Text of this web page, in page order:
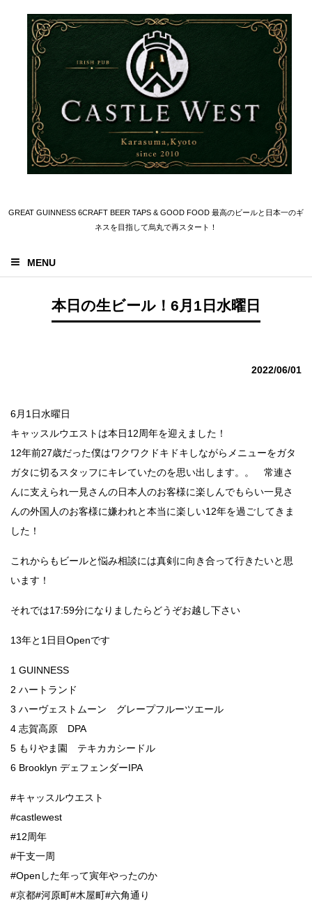
GREAT GUINNESS 6CRAFT BEER TAPS & GOOD FOOD 最高のビールと日本一のギ
ネスを目指して烏丸で再スタート！
MENU
本日の生ビール！6月1日水曜日
2022/06/01
6月1日水曜日
キャッスルウエストは本日12周年を迎えました！
12年前27歳だった僕はワクワクドキドキしながらメニューをガタ
ガタに切るスタッフにキレていたのを思い出します。。 常連さ
んに支えられ一見さんの日本人のお客様に楽しんでもらい一見さ
んの外国人のお客様に嫌われと本当に楽しい12年を過ごしてきま
した！
これからもビールと悩み相談には真剣に向き合って行きたいと思
います！
それでは17:59分になりましたらどうぞお越し下さい
13年と1日目Openです
1 GUINNESS
2 ハートランド
3 ハーヴェストムーン グレープフルーツエール
4 志賀高原 DPA
5 もりやま園 テキカカシードル
6 Brooklyn デェフェンダーIPA
#キャッスルウエスト
#castlewest
#12周年
#干支一周
#Openした年って寅年やったのか
#京都#河原町#木屋町#六角通り